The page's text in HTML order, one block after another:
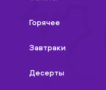
Горячее
Завтраки
Десерты